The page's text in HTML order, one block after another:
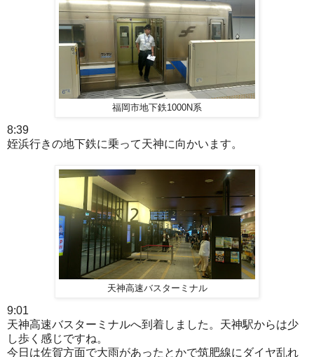
福岡市地下鉄1000N系
8:39
姪浜行きの地下鉄に乗って天神に向かいます。
天神高速バスターミナル
9:01
天神高速バスターミナルへ到着しました。天神駅からは少
し歩く感じですね。
今日は佐賀方面で大雨があったとかで筑肥線にダイヤ乱れ